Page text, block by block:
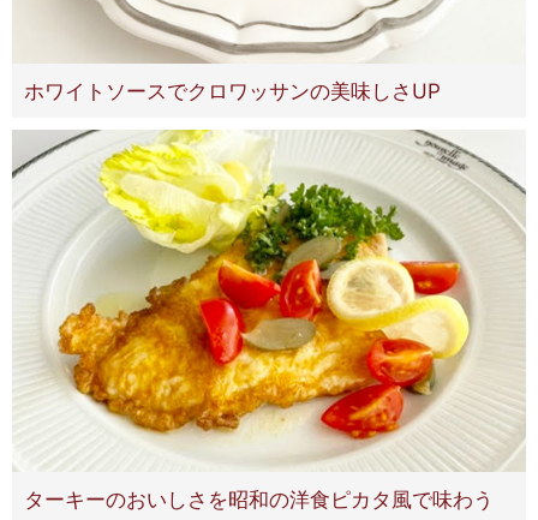
ホワイトソースでクロワッサンの美味しさUP
ターキーのおいしさを昭和の洋食ピカタ風で味わう